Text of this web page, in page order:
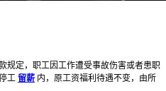
规定，职工因工作遭受事故伤害或者患职
工 留薪 内，原工资福利待遇不变，由所